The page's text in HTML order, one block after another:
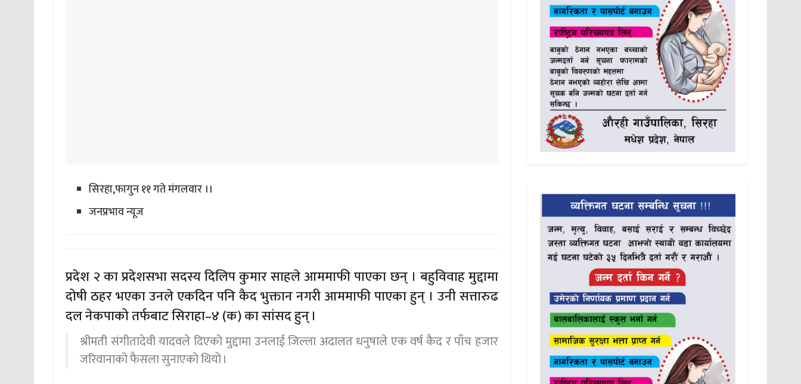
सिरहा,फागुन ११ गते मंगलवार ।।
जनप्रभाव न्यूज
प्रदेश २ का प्रदेशसभा सदस्य दिलिप कुमार साहले आममाफी पाएका छन् । बहुविवाह मुद्दामा
दोषी ठहर भएका उनले एकदिन पनि कैद भुक्तान नगरी आममाफी पाएका हुन् । उनी सत्तारुढ
दल नेकपाको तर्फबाट सिराहा–४ (क) का सांसद हुन् ।
श्रीमती संगीतादेवी यादवले दिएको मुद्दामा उनलाई जिल्ला अदालत धनुषाले एक वर्ष कैद र पाँच हजार
जरिवानाको फैसला सुनाएको थियो ।